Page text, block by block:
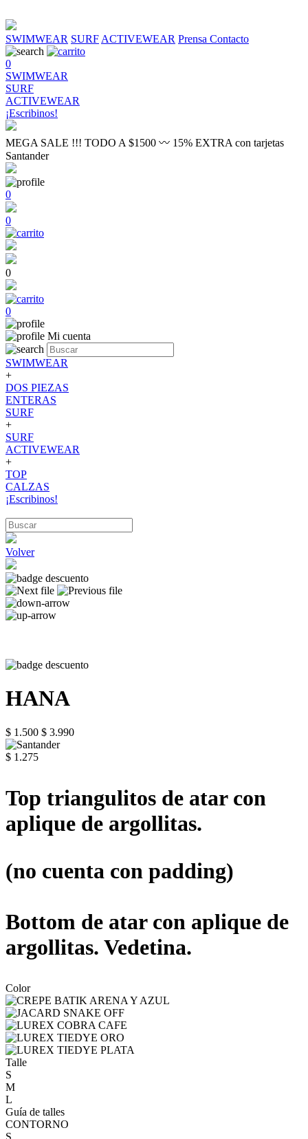
SWIMWEAR SURF ACTIVEWEAR Prensa Contacto
0
SWIMWEAR
SURF
ACTIVEWEAR
¡Escribinos!
MEGA SALE !!! TODO A $1500 〰 15% EXTRA con tarjetas
Santander
0
0
0
0
Mi cuenta
SWIMWEAR
+
DOS PIEZAS
ENTERAS
SURF
+
SURF
ACTIVEWEAR
+
TOP
CALZAS
¡Escribinos!
Volver
HANA
$ 1.500 $ 3.990
$ 1.275
Top triangulitos de atar con
aplique de argollitas.
(no cuenta con padding)
Bottom de atar con aplique de
argollitas. Vedetina.
Color
Talle
S
M
L
Guía de talles
CONTORNO
S